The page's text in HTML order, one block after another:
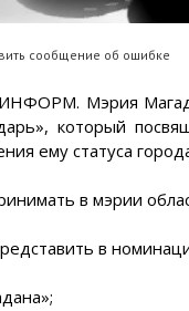
сообщение об ошибке
Мэрия
который
ему статуса
в мэрии
в